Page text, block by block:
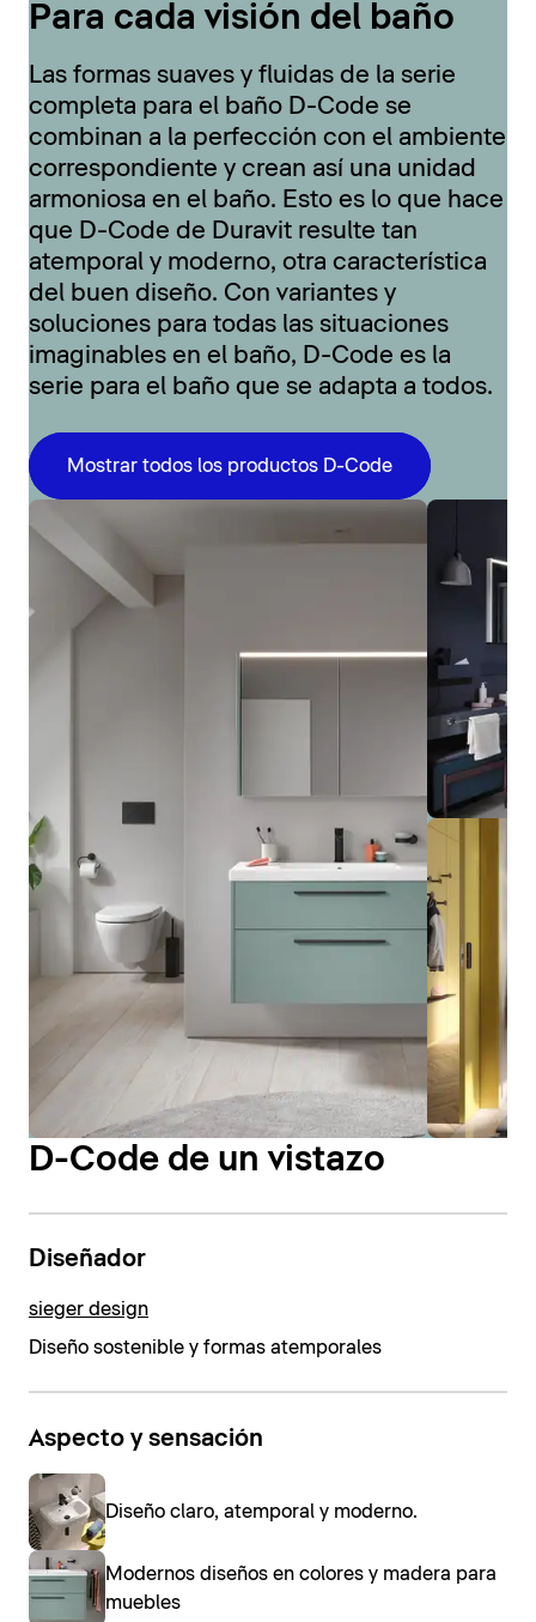
Para cada visión del baño
Las formas suaves y fluidas de la serie
completa para el baño D-Code se
combinan a la perfección con el ambiente
correspondiente y crean así una unidad
armoniosa en el baño. Esto es lo que hace
que D-Code de Duravit resulte tan
atemporal y moderno, otra característica
del buen diseño. Con variantes y
soluciones para todas las situaciones
imaginables en el baño, D-Code es la
serie para el baño que se adapta a todos.
Mostrar todos los productos D-Code
D-Code de un vistazo
Diseñador
sieger design
Diseño sostenible y formas atemporales
Aspecto y sensación
Diseño claro, atemporal y moderno.
Modernos diseños en colores y madera para
muebles